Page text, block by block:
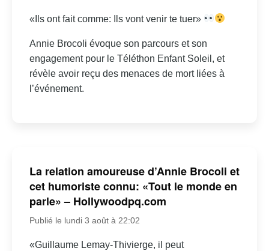
«Ils ont fait comme: Ils vont venir te tuer»
Annie Brocoli évoque son parcours et son
engagement pour le Téléthon Enfant Soleil, et
révèle avoir reçu des menaces de mort liées à
l’événement.
La relation amoureuse d’Annie Brocoli et
cet humoriste connu: «Tout le monde en
parle» – Hollywoodpq.com
Publié le lundi 3 août à 22:02
«Guillaume Lemay-Thivierge, il peut